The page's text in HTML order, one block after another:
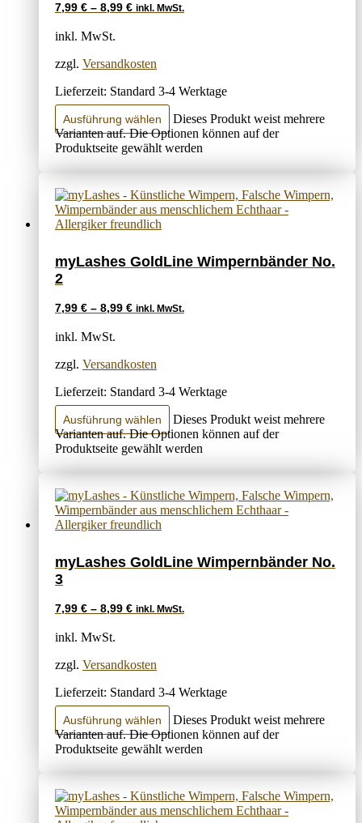
7,99 € – 8,99 € inkl. MwSt.
inkl. MwSt.
zzgl. Versandkosten
Lieferzeit: Standard 3-4 Werktage
Ausführung wählen
Dieses Produkt weist mehrere
Varianten auf. Die Optionen können auf der
Produktseite gewählt werden
myLashes GoldLine Wimpernbänder No.
2
7,99 € – 8,99 € inkl. MwSt.
inkl. MwSt.
zzgl. Versandkosten
Lieferzeit: Standard 3-4 Werktage
Ausführung wählen
Dieses Produkt weist mehrere
Varianten auf. Die Optionen können auf der
Produktseite gewählt werden
myLashes GoldLine Wimpernbänder No.
3
7,99 € – 8,99 € inkl. MwSt.
inkl. MwSt.
zzgl. Versandkosten
Lieferzeit: Standard 3-4 Werktage
Ausführung wählen
Dieses Produkt weist mehrere
Varianten auf. Die Optionen können auf der
Produktseite gewählt werden